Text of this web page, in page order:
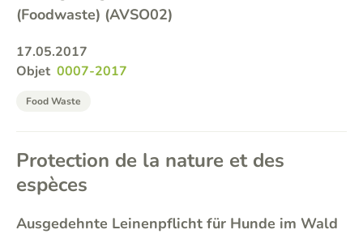
(Foodwaste) (AVSO02)
17.05.2017
Objet 0007-2017
Food Waste
Protection de la nature et des
espèces
Ausgedehnte Leinenpflicht für Hunde im Wald